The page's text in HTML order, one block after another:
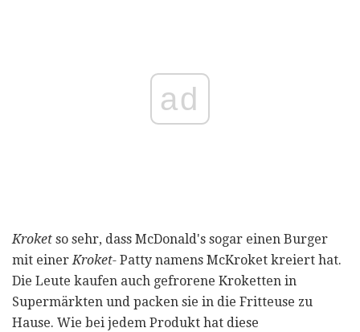
ad
Kroket so sehr, dass McDonald's sogar einen Burger
mit einerKroket- Patty namens McKroket kreiert hat.
Die Leute kaufen auch gefrorene Kroketten in
Supermärkten und packen sie in die Fritteuse zu
Hause. Wie bei jedem Produkt hat diese